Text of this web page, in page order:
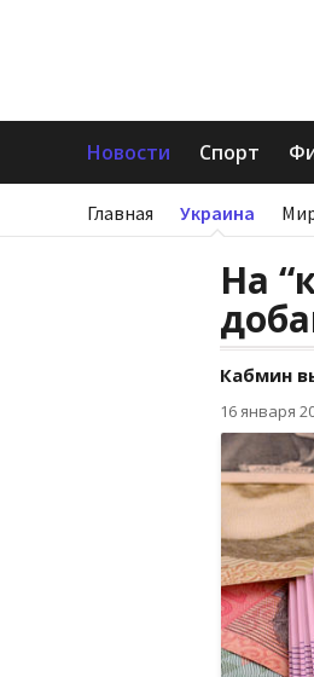
Новости Спорт
Главная Украина
На
Кабмин
16 января